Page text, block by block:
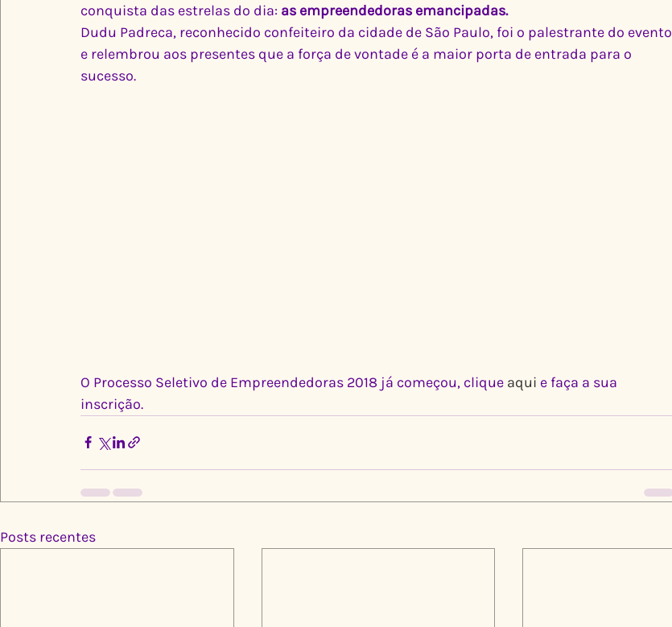
conquista das estrelas do dia: as empreendedoras emancipadas.
Dudu Padreca, reconhecido confeiteiro da cidade de São Paulo, foi o palestrante do evento
e relembrou aos presentes que a força de vontade é a maior porta de entrada para o
sucesso.
O Processo Seletivo de Empreendedoras 2018 já começou, clique aqui e faça a sua
inscrição.
Posts recentes